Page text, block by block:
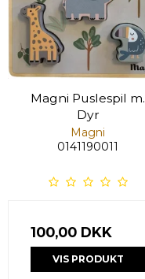
Magni Puslespil m.
Dyr
Magni
0141190011
100,00 DKK
VIS PRODUKT